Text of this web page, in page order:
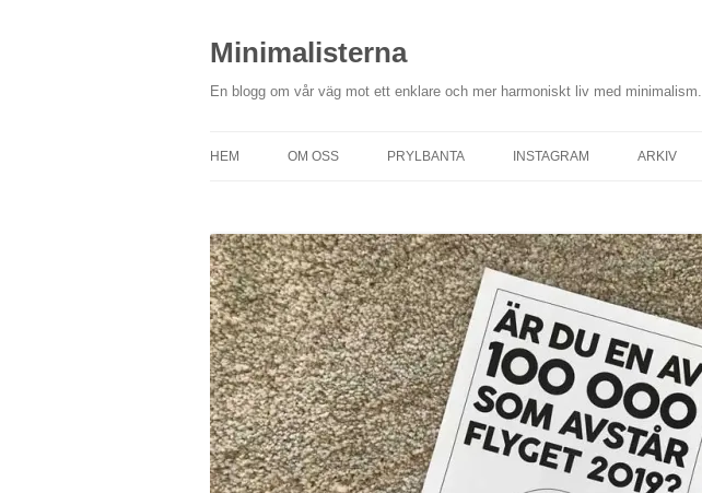
Minimalisterna
En blogg om vår väg mot ett enklare och mer harmoniskt liv med minimalism.
HEM OM OSS PRYLBANTA INSTAGRAM ARKIV